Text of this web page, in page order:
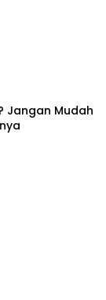
Jangan Mudah